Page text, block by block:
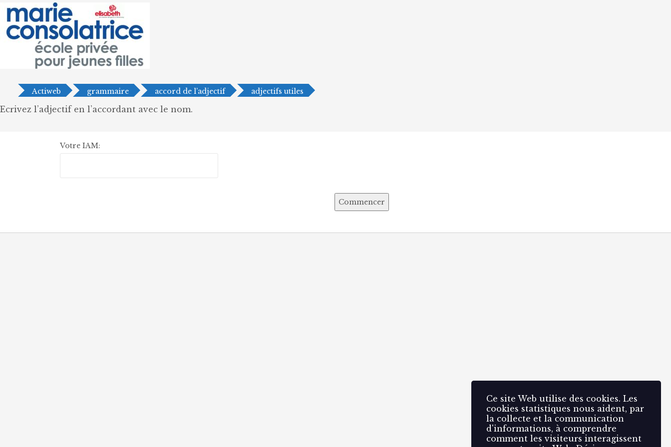
Actiweb grammaire accord de l’adjectif adjectifs utiles
Ecrivez l’adjectif en l’accordant avec le nom.
Votre IAM:
Commencer
Ce site Web utilise des cookies. Les
cookies statistiques nous aident, par
la collecte et la communication
d'informations, à comprendre
comment les visiteurs interagissent